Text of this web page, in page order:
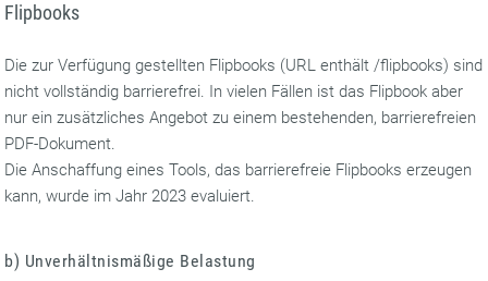
Flipbooks
Die zur Verfügung gestellten Flipbooks (URL enthält /flipbooks) sind
nicht vollständig barrierefrei. In vielen Fällen ist das Flipbook aber
nur ein zusätzliches Angebot zu einem bestehenden, barrierefreien
PDF-Dokument.
Die Anschaffung eines Tools, das barrierefreie Flipbooks erzeugen
kann, wurde im Jahr 2023 evaluiert.
b) Unverhältnismäßige Belastung